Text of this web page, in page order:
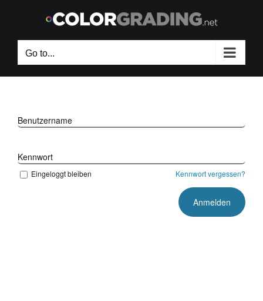
content
Go to...
Benutzername
Kennwort
Eingeloggt bleiben Kennwort vergessen?